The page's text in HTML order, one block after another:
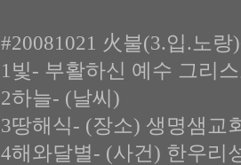
#20081021 火불(3.입.노랑
1빛- 부활하신 예수 그리
2하늘- (날씨)
3땅해식- (장소) 생명샘교
4해와달별- (사건) 한우리